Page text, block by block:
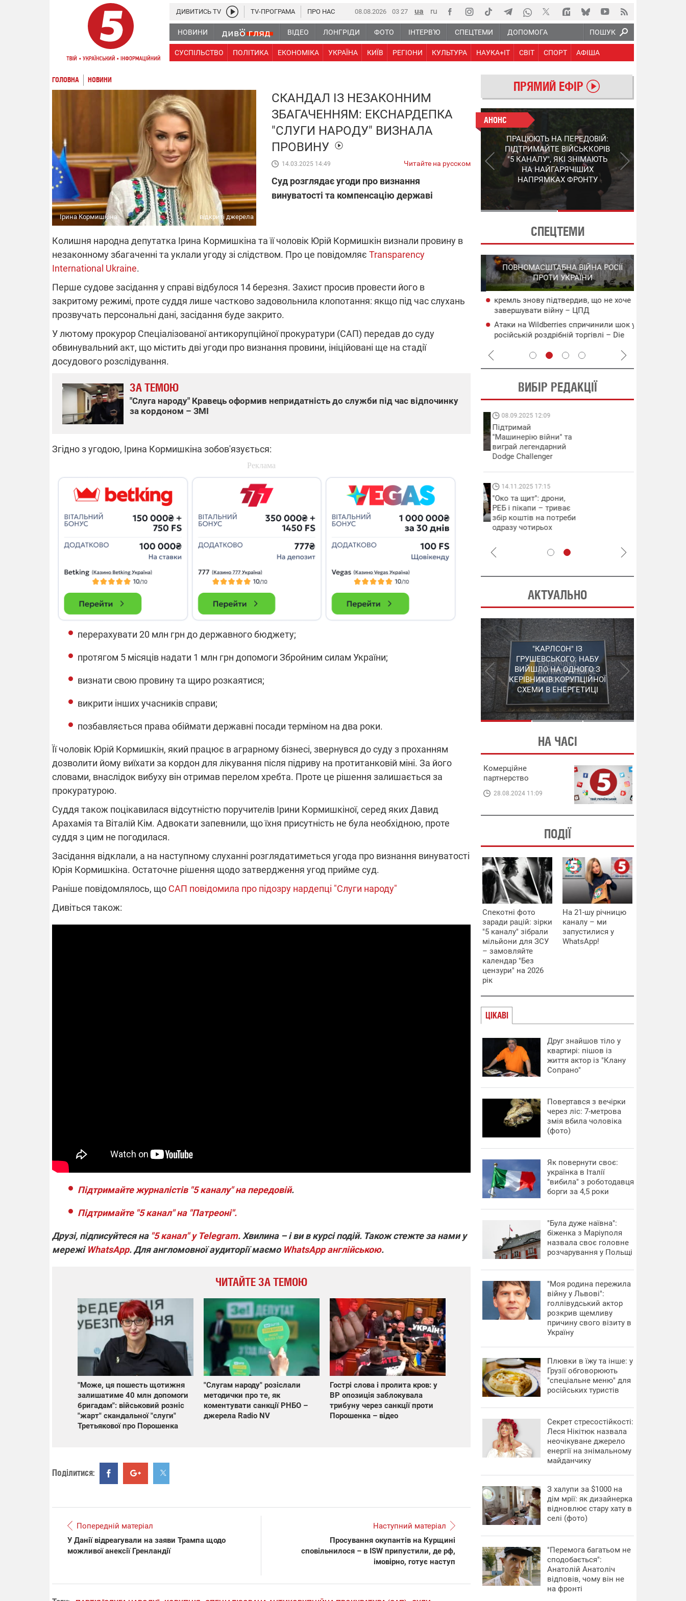
ПОШУК
08.08.2026 03:27
НОВИНИ ВІДЕО ЛОНГРІДИ ФОТО ІНТЕРВ'Ю СПЕЦТЕМИ ДОПОМОГА
СУСПІЛЬСТВО ПОЛІТИКА ЕКОНОМІКА УКРАЇНА КИЇВ РЕГІОНИ КУЛЬТУРА НАУКА+IT СВІТ СПОРТ АФІША
ДИВИТИСЬ TV TV-ПРОГРАМА ПРО НАС
ГОЛОВНА НОВИНИ
Ірина Кормишкіна відкриті джерела
СКАНДАЛ ІЗ НЕЗАКОННИМ
ЗБАГАЧЕННЯМ: ЕКСНАРДЕПКА
"СЛУГИ НАРОДУ" ВИЗНАЛА
ПРОВИНУ
14.03.2025 14:49 Читайте на русском
Суд розглядає угоди про визнання
винуватості та компенсацію державі
Колишня народна депутатка Ірина Кормишкіна та її чоловік Юрій Кормишкін визнали провину в
незаконному збагаченні та уклали угоду зі слідством. Про це повідомляє Transparency
International Ukraine.
Перше судове засідання у справі відбулося 14 березня. Захист просив провести його в
закритому режимі, проте суддя лише частково задовольнила клопотання: якщо під час слухань
прозвучать персональні дані, засідання буде закрито.
У лютому прокурор Спеціалізованої антикорупційної прокуратури (САП) передав до суду
обвинувальний акт, що містить дві угоди про визнання провини, ініційовані ще на стадії
досудового розслідування.
ЗА ТЕМОЮ
"Слуга народу" Кравець оформив непридатність до служби під час відпочинку
за кордоном – ЗМІ
Згідно з угодою, Ірина Кормишкіна зобов'язується:
перерахувати 20 млн грн до державного бюджету;
протягом 5 місяців надати 1 млн грн допомоги Збройним силам України;
визнати свою провину та щиро розкаятися;
викрити інших учасників справи;
позбавляється права обіймати державні посади терміном на два роки.
Її чоловік Юрій Кормишкін, який працює в аграрному бізнесі, звернувся до суду з проханням
дозволити йому виїхати за кордон для лікування після підриву на протитанковій міні. За його
словами, внаслідок вибуху він отримав перелом хребта. Проте це рішення залишається за
прокуратурою.
Суддя також поцікавилася відсутністю поручителів Ірини Кормишкіної, серед яких Давид
Арахамія та Віталій Кім. Адвокати запевнили, що їхня присутність не була необхідною, проте
суддя з цим не погодилася.
Засідання відклали, а на наступному слуханні розглядатиметься угода про визнання винуватості
Юрія Кормишкіна. Остаточне рішення щодо затвердження угод прийме суд.
Раніше повідомлялось, що САП повідомила про підозру нардепці "Слуги народу"
Дивіться також:
Підтримайте журналістів "5 каналу" на передовій.
Підтримайте "5 канал" на "Патреоні".
Друзі, підписуйтеся на "5 канал" у Telegram. Хвилина – і ви в курсі подій. Також стежте за нами у
мережі WhatsApp. Для англомовної аудиторії маємо WhatsApp англійською.
ЧИТАЙТЕ ЗА ТЕМОЮ
"Може, ця пошесть щотижня
залишатиме 40 млн допомоги
бригадам": військовий розніс
"жарт" скандальної "слуги"
Третьякової про Порошенка
"Слугам народу" розіслали
методички про те, як
коментувати санкції РНБО –
джерела Radio NV
Гострі слова і пролита кров: у
ВР опозиція заблокувала
трибуну через санкції проти
Порошенка – відео
Поділитися:
Попередній матеріал
У Данії відреагували на заяви Трампа щодо
можливої анексії Гренландії
Наступний матеріал
Просування окупантів на Курщині
сповільнилося – в ISW припустили, де рф,
імовірно, готує наступ
ПРЯМИЙ ЕФІР
АНОНС
КІНЕЦЬ ВОРОЖИМ
"МОЛНІЯМ" ТА FPV: ЯК
УКРАЇНСЬКИЙ STEP-3
ЗМІНЮЄ ПРАВИЛА ГРИ –
ПОДРОБИЦІ ПРО
ПЕРЕХОПЛЮВАЧ
АНОНС
ПРАЦЮЮТЬ НА ПЕРЕДОВІЙ:
ПІДТРИМАЙТЕ ВІЙСЬККОРІВ
"5 КАНАЛУ", ЯКІ ЗНІМАЮТЬ
НА НАЙГАРЯЧІШИХ
НАПРЯМКАХ ФРОНТУ
СПЕЦТЕМИ
Частина споживачів у чотирьох
областях залишається без світла після
російських обстрілів
спеку у серпні, можуть повернутися
графіки відключень – подробиці
Нова підозра у справі Міндіча: НАБУ
Чернишова зняли електронний
браслет стеження
ПОВНОМАСШТАБНА ВІЙНА РОСІЇ
ПРОТИ УКРАЇНИ
кремль знову підтвердив, що не хоче
завершувати війну – ЦПД
Атаки на Wildberries спричинили шок у
російській роздрібній торгівлі – Die
ВИБІР РЕДАКЦІЇ
08.09.2025 12:09
виграй легендарний
Dodge Challenger
"Око та щит": дрони,
РЕБ і пікапи – триває
збір коштів на потреби
одразу чотирьох
найгарячіших
напрямках фронту
04.12.2025 12:37
"Відправте
Вернадського на
фронт": стрілецька
бригада Повітряних
НРК Numo
08.09.2025 12:09
Підтримай
"Машинерію війни" та
виграй легендарний
Dodge Challenger
14.11.2025 17:15
"Око та щит": дрони,
РЕБ і пікапи – триває
збір коштів на потреби
одразу чотирьох
АКТУАЛЬНО
"КАРЛСОН" ІЗ
ГРУШЕВСЬКОГО: НАБУ
ВИЙШЛО НА ОДНОГО З
КЕРІВНИКІВ КОРУПЦІЙНОЇ
СХЕМИ В ЕНЕРГЕТИЦІ
СЕРГІЙ ПУШКАР,
ЗГАДАНИЙ У "ПЛІВКАХ
МІНДІЧА", ЗАЛИШИВ
УКРАЇНУ
"ШЛАГБАУМ" НА
ДЕРЖКОНТРАКТАХ: НАБУ
РОЗКРИЛО ЗЛОЧИННУ
ОРГАНІЗАЦІЮ В
ЕНЕРГЕТИЦІ
НА ЧАСІ
Комерційне
партнерство
28.08.2024 11:09
ПОДІЇ
Спекотні фото
заради рацій: зірки
"5 каналу" зібрали
мільйони для ЗСУ
– замовляйте
календар "Без
цензури" на 2026
рік
На 21-шу річницю
каналу – ми
запустилися у
WhatsApp!
ЦІКАВІ
Друг знайшов тіло у
квартирі: пішов із
життя актор із "Клану
Сопрано"
Повертався з вечірки
через ліс: 7-метрова
змія вбила чоловіка
(фото)
​Як повернути своє:
українка в Італії
"вибила" з роботодавця
борги за 4,5 роки
"Була дуже наївна":
біженка з Маріуполя
назвала своє головне
розчарування у Польщі
"Моя родина пережила
війну у Львові":
голлівудський актор
розкрив щемливу
причину свого візиту в
Україну
Плювки в їжу та інше: у
Грузії обговорюють
"спеціальне меню" для
російських туристів
Секрет стресостійкості:
Леся Нікітюк назвала
неочікуване джерело
енергії на знімальному
майданчику
З халупи за $1000 на
дім мрії: як дизайнерка
відновлює стару хату в
селі (фото)
"Перемога багатьом не
сподобається":
Анатолій Анатоліч
відповів, чому він не
на фронті